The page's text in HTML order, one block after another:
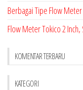
Berbagai Tipe Flow
Flow Meter Tokico 2 Inch,
KOMENTAR TERBARU
KATEGORI